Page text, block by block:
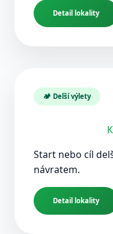
Detail lokality
🏕️ Delší výlety
Start nebo cíl
návratem.
Detail lokality